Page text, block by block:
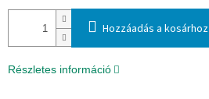
Hozzáadás a kosárhoz
Részletes információ